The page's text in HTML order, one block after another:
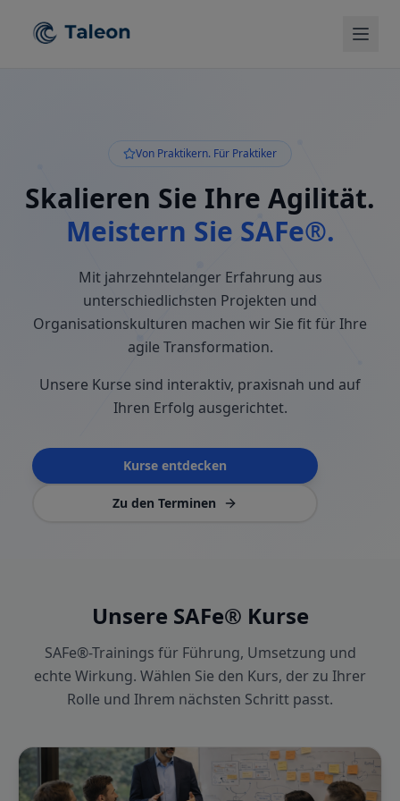
Von Praktikern. Für Praktiker
Skalieren Sie Ihre Agilität.
Meistern Sie SAFe®.
Mit jahrzehntelanger Erfahrung aus
unterschiedlichsten Projekten und
Organisationskulturen machen wir Sie fit für Ihre
agile Transformation.
Unsere Kurse sind interaktiv, praxisnah und auf
Ihren Erfolg ausgerichtet.
Kurse entdecken
Zu den Terminen
Unsere SAFe® Kurse
SAFe®-Trainings für Führung, Umsetzung und
echte Wirkung. Wählen Sie den Kurs, der zu Ihrer
Rolle und Ihrem nächsten Schritt passt.